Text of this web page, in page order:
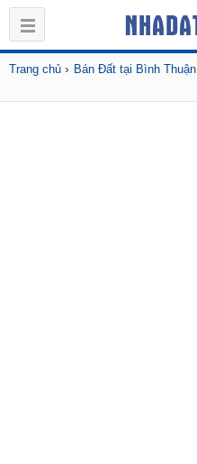
Trang chủ › Bán Đất tại Bình Thuận